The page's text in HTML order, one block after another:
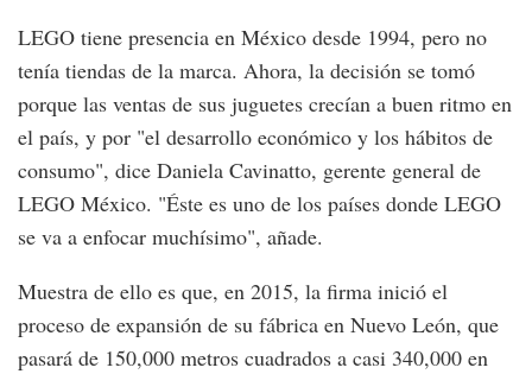
LEGO tiene presencia en México desde 1994, pero no
tenía tiendas de la marca. Ahora, la decisión se tomó
porque las ventas de sus juguetes crecían a buen ritmo en
el país, y por "el desarrollo económico y los hábitos de
consumo", dice Daniela Cavinatto, gerente general de
LEGO México. "Éste es uno de los países donde LEGO
se va a enfocar muchísimo", añade.
Muestra de ello es que, en 2015, la firma inició el
proceso de expansión de su fábrica en Nuevo León, que
pasará de 150,000 metros cuadrados a casi 340,000 en